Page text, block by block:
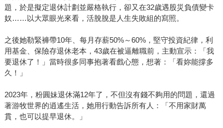
題，於是擬定退休計劃並嚴格執行，卻又在32歲遇股災負債變卡
奴……以大眾眼光來看，活脫脫是人生失敗組的寫照。
之後她勒緊褲帶10年、每月存薪50%～60%，堅守投資紀律，利
用基金、保險存退休老本，43歲在被逼離職前，主動宣示：「我
要退休了！」當時很多同事抱著看戲心態，想著：「看妳能撐多
久！」
2023年，粉圓妹退休滿12年了，不但沒有錢不夠用的問題，還過
著游牧世界的逍遙生活，她用行動告訴所有人：「不用家財萬
貫，也可以提早退休。」